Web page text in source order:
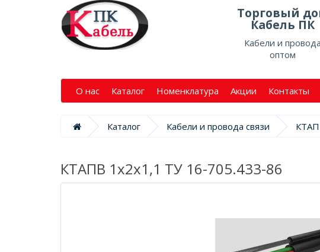
Торговый
Кабель ПК
Кабели и провода
оптом
О нас Каталог Номенклатура Акции Контакты
Каталог Кабели и провода связи
КТАПВ 1х2х1,1 ТУ 16-705.433-86